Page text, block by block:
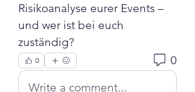
Risikoanalyse eurer Events –
und wer ist bei euch
zuständig?
0
0
Write a comment...